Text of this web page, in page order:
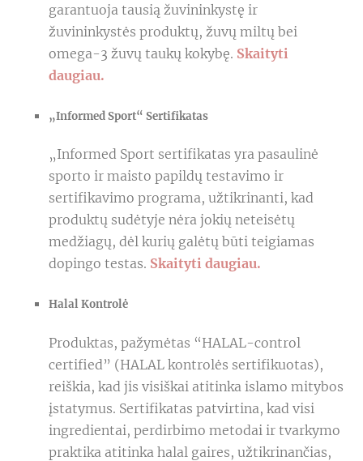
garantuoja tausią žuvininkystę ir
žuvininkystės produktų, žuvų miltų bei
omega-3 žuvų taukų kokybę. Skaityti
daugiau.
„Informed Sport“ Sertifikatas
„Informed Sport sertifikatas yra pasaulinė
sporto ir maisto papildų testavimo ir
sertifikavimo programa, užtikrinanti, kad
produktų sudėtyje nėra jokių neteisėtų
medžiagų, dėl kurių galėtų būti teigiamas
dopingo testas. Skaityti daugiau.
Halal Kontrolė
Produktas, pažymėtas “HALAL-control
certified” (HALAL kontrolės sertifikuotas),
reiškia, kad jis visiškai atitinka islamo mitybos
įstatymus. Sertifikatas patvirtina, kad visi
ingredientai, perdirbimo metodai ir tvarkymo
praktika atitinka halal gaires, užtikrinančias,